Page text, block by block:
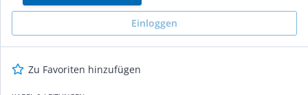
Einloggen
Zu Favoriten hinzufügen